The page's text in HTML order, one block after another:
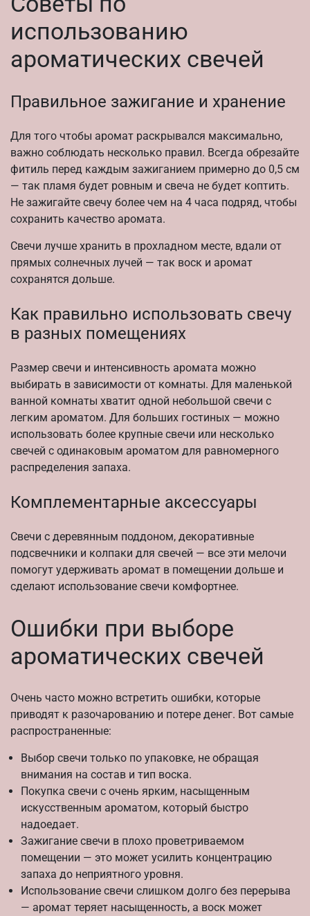
использованию
ароматических свечей
Правильное зажигание и хранение
Для того чтобы аромат раскрывался максимально,
важно соблюдать несколько правил. Всегда обрезайте
фитиль перед каждым зажиганием примерно до 0,5 см
— так пламя будет ровным и свеча не будет коптить.
Не зажигайте свечу более чем на 4 часа подряд, чтобы
сохранить качество аромата.
Свечи лучше хранить в прохладном месте, вдали от
прямых солнечных лучей — так воск и аромат
сохранятся дольше.
Как правильно использовать свечу
в разных помещениях
Размер свечи и интенсивность аромата можно
выбирать в зависимости от комнаты. Для маленькой
ванной комнаты хватит одной небольшой свечи с
легким ароматом. Для больших гостиных — можно
использовать более крупные свечи или несколько
свечей с одинаковым ароматом для равномерного
распределения запаха.
Комплементарные аксессуары
Свечи с деревянным поддоном, декоративные
подсвечники и колпаки для свечей — все эти мелочи
помогут удерживать аромат в помещении дольше и
сделают использование свечи комфортнее.
Ошибки при выборе
ароматических свечей
Очень часто можно встретить ошибки, которые
приводят к разочарованию и потере денег. Вот самые
распространенные:
Выбор свечи только по упаковке, не обращая
внимания на состав и тип воска.
Покупка свечи с очень ярким, насыщенным
искусственным ароматом, который быстро
надоедает.
Зажигание свечи в плохо проветриваемом
помещении — это может усилить концентрацию
запаха до неприятного уровня.
Использование свечи слишком долго без перерыва
— аромат теряет насыщенность, а воск может